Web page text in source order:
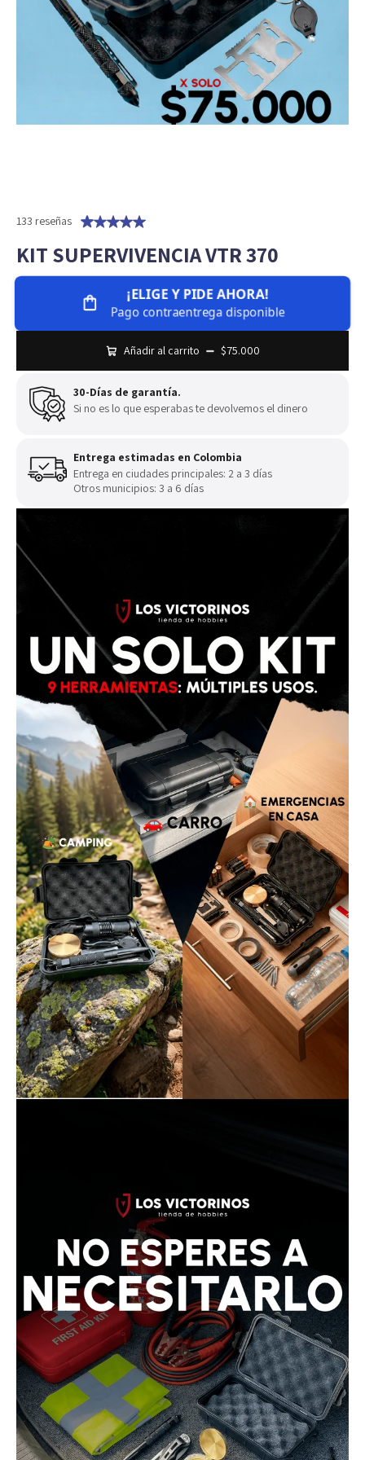
133 reseñas
KIT SUPERVIVENCIA VTR 370
¡ELIGE Y PIDE AHORA!
Pago contraentrega disponible
Añadir al carrito $75.000
30-Días de garantía.
Si no es lo que esperabas te devolvemos el dinero
Entrega estimadas en Colombia
Entrega en ciudades principales: 2 a 3 días
Otros municipios: 3 a 6 días